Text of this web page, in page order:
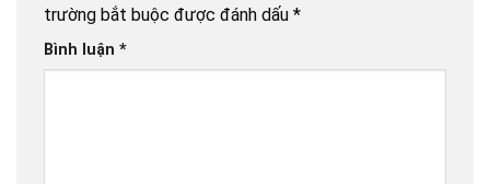
trường bắt buộc được đánh dấu *
Bình luận *